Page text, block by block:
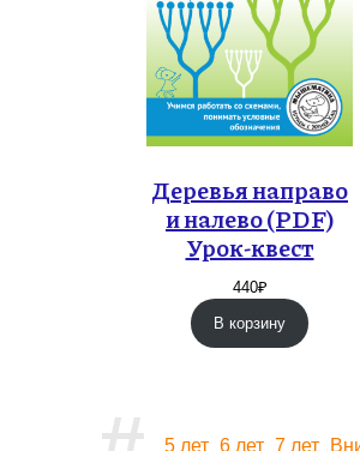
Деревья направо
и налево (PDF)
Урок-квест
440₽
В корзину
5 лет 6 лет 7 лет